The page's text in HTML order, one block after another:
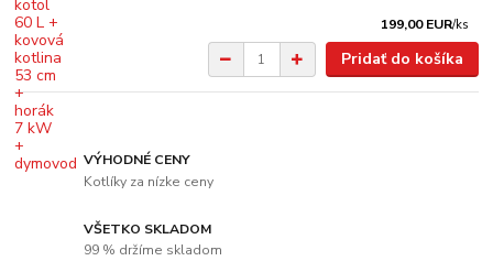
199,00 EUR/ks
Pridať do košíka
VÝHODNÉ CENY
Kotlíky za nízke ceny
VŠETKO SKLADOM
99 % držíme skladom